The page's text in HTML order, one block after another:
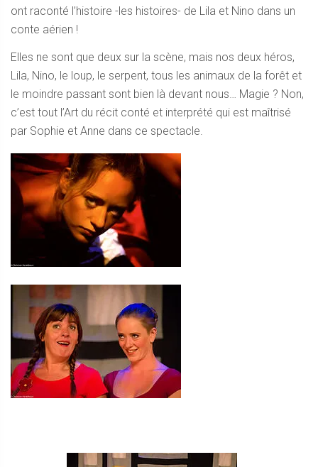
ont raconté l’histoire -les histoires- de Lila et Nino dans un
conte aérien !
Elles ne sont que deux sur la scène, mais nos deux héros,
Lila, Nino, le loup, le serpent, tous les animaux de la forêt et
le moindre passant sont bien là devant nous… Magie ? Non,
c’est tout l’Art du récit conté et interprété qui est maîtrisé
par Sophie et Anne dans ce spectacle.